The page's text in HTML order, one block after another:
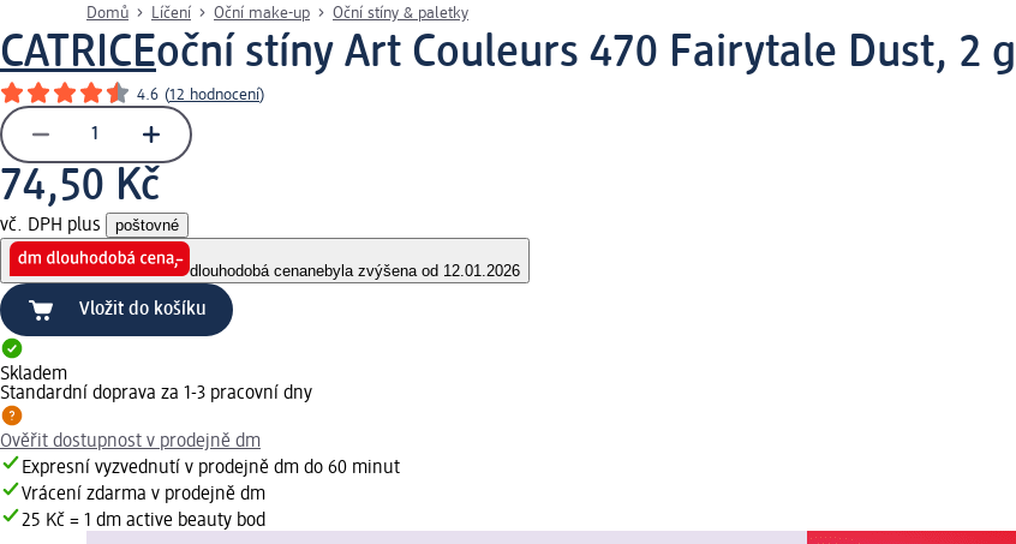
Domů Líčení Oční make-up Oční stíny & paletky
CATRICEoční stíny Art Couleurs 470 Fairytale Dust, 2 g
4.6 (12 hodnocení)
74,50 Kč
vč. DPH plus poštovné
dlouhodobá cenanebyla zvýšena od 12.01.2026
Vložit do košíku
Skladem
Standardní doprava za 1-3 pracovní dny
Ověřit dostupnost v prodejně dm
Expresní vyzvednutí v prodejně dm do 60 minut
Vrácení zdarma v prodejně dm
25 Kč = 1 dm active beauty bod